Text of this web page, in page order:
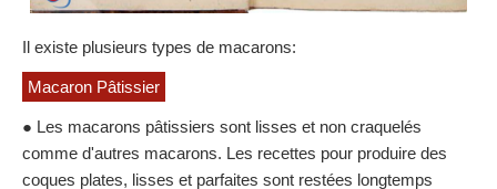
Il existe plusieurs types de macarons:
Macaron Pâtissier
● Les macarons pâtissiers sont lisses et non craquelés
comme d'autres macarons. Les recettes pour produire des
coques plates, lisses et parfaites sont restées longtemps